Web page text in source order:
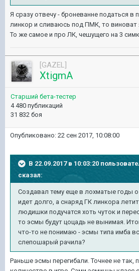
Я сразу отвечу - броневанне податься в
линкор и сливаюсь под ПМК, то виноват
То же самое и про ЛК, чешущего на 3
[GAZEL]
XtigmA
Старший бета-тестер
4 480 публикаций
31 832 боя
Опубликовано: 22 сен 2017, 10:08:00
В 22.09.2017 в 10:03:20
сказал:
Создавал тему еще в лохматые годы
идет долго, а снаряд ГК линкора
людишки подучатся хоть чуток и
то эсмы будут цоцадь не вынимая.
что-то не понимаю - эсмы типа имба
слепошарый рачила?
Раньше эсмы перегибали. Точнее не так,